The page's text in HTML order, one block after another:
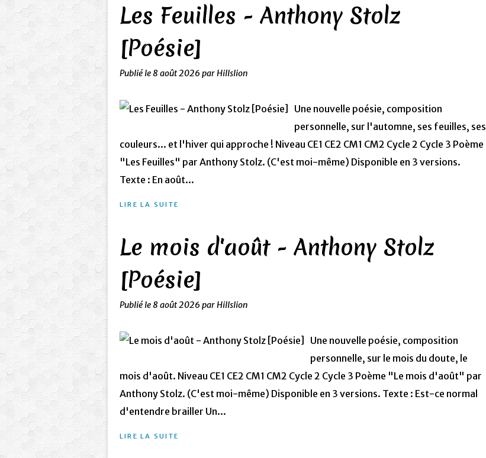
Les Feuilles - Anthony Stolz
[Poésie]
Publié le8 août 2026 par Hillslion
Une nouvelle poésie, composition
personnelle, sur l'automne, ses feuilles, ses
couleurs... et l'hiver qui approche ! Niveau CE1 CE2 CM1 CM2 Cycle 2 Cycle 3 Poème
"Les Feuilles" par Anthony Stolz. (C'est moi-même) Disponible en 3 versions.
Texte : En août...
LIRE LA SUITE
Le mois d'août - Anthony Stolz
[Poésie]
Publié le8 août 2026 par Hillslion
Une nouvelle poésie, composition
personnelle, sur le mois du doute, le
mois d'août. Niveau CE1 CE2 CM1 CM2 Cycle 2 Cycle 3 Poème "Le mois d'août" par
Anthony Stolz. (C'est moi-même) Disponible en 3 versions. Texte : Est-ce normal
d'entendre brailler Un...
LIRE LA SUITE